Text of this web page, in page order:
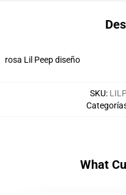
rosa Lil Peep diseño
SKU:
What